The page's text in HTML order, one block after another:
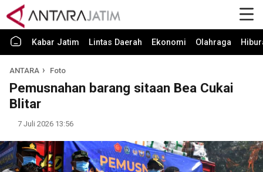
Kabar Jatim Lintas Daerah Ekonomi Olahraga
ANTARA Foto
Pemusnahan barang sitaan Bea Cukai
Blitar
7 Juli 2026 13:56